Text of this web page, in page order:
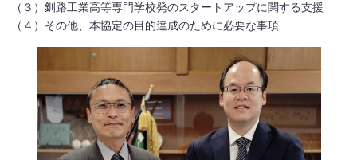
（３）釧路工業高等専門学校発のスタートアップに関する支援
（４）その他、本協定の目的達成のために必要な事項